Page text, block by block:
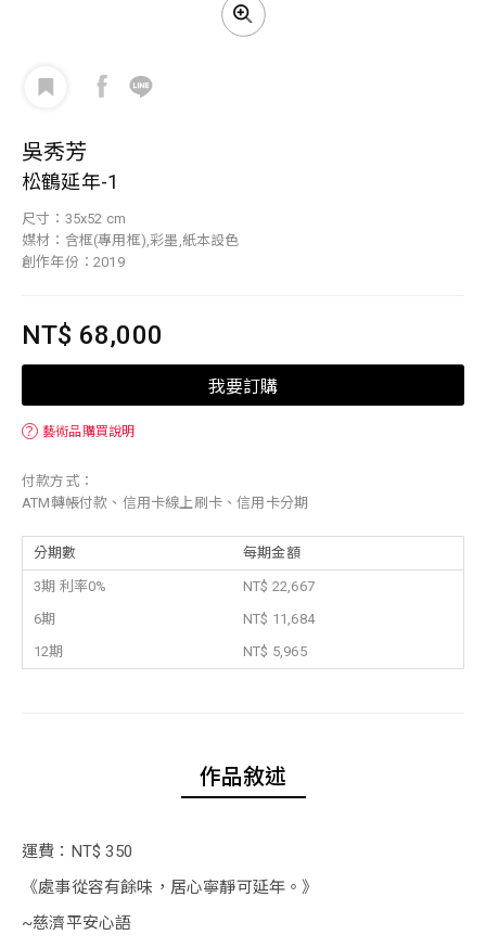
吳秀芳
松鶴延年-1
尺寸：35x52 cm
媒材：含框(專用框),彩墨,紙本設色
創作年份：2019
NT$ 68,000
我要訂購
？ 藝術品購買說明
付款方式：
ATM轉帳付款、信用卡線上刷卡、信用卡分期
分期數 每期金額
3期 利率0%
NT$ 22,667
6期
NT$ 11,684
12期
NT$ 5,965
作品敘述
運費：NT$ 350
《處事從容有餘味，居心寧靜可延年。》
~慈濟平安心語